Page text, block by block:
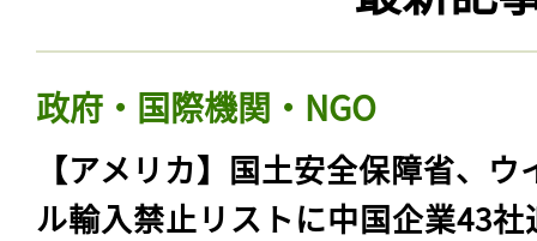
政府・国際機関・NGO
【アメリカ】国土安全保障省、ウ
ル輸入禁止リストに中国企業43社